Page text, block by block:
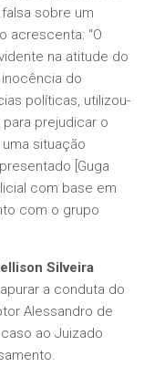
sobre um
acrescenta: “O
na atitude do
do
políticas, utilizou-
prejudicar o
situação
[Guga
com base em
com o grupo
Silveira
a conduta do
Alessandro de
ao Juizado